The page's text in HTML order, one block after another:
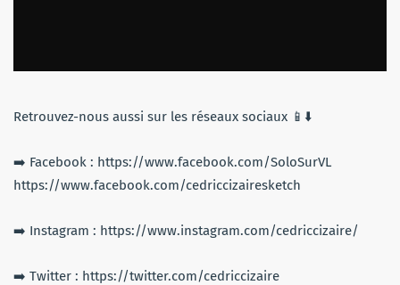
Retrouvez-nous aussi sur les réseaux sociaux 📱⬇️
➡️ Facebook : https://www.facebook.com/SoloSurVL
https://www.facebook.com/cedriccizairesketch
➡️ Instagram : https://www.instagram.com/cedriccizaire/
➡️ Twitter : https://twitter.com/cedriccizaire